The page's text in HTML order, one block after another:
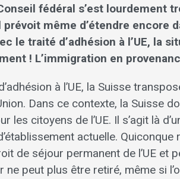
fédéral s’est lourdement
prévoit même d’étendre encore
le traité d’adhésion à l’UE, la
! L’immigration en
à l’UE, la Suisse
Dans ce contexte, la Suisse
les citoyens de l’UE. Il s’agit là
actuelle.
de séjour permanent de l’UE et
peut plus être retiré, même si